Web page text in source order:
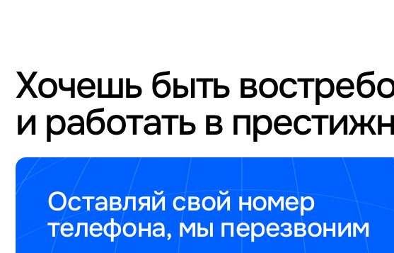
Хочешь быть
и работать в
Оставляй свой номер
телефона, мы перезвоним